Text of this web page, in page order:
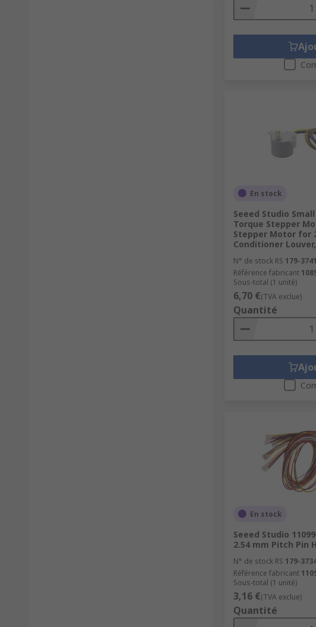
En stock
Seeed Studio
Torque Stepper
Stepper Motor for
Conditioner Louver,
N° de stock RS 179-3741
Référence fabricant
Sous-total (1 unité)
6,70 €(TVA exclue)
Quantité
En stock
Seeed Studio
2.54 mm Pitch Pin
N° de stock RS 179-
Référence fabricant
Sous-total (1 unité)
3,16 €(TVA exclue)
Quantité